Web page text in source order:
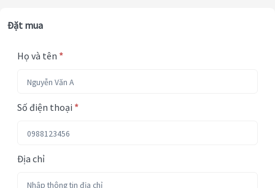
Đặt mua
Họ và tên *
Số điện thoại *
Địa chỉ